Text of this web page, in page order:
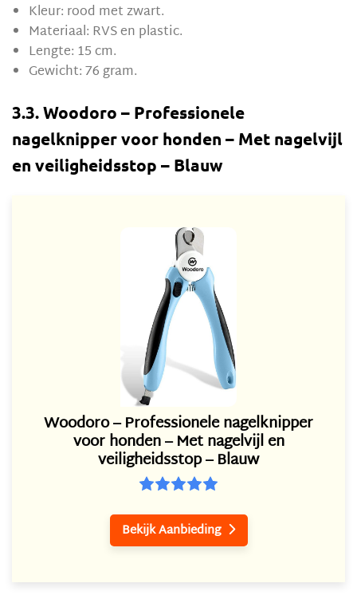
Kleur: rood met zwart.
Materiaal: RVS en plastic.
Lengte: 15 cm.
Gewicht: 76 gram.
3.3. Woodoro – Professionele
nagelknipper voor honden – Met nagelvijl
en veiligheidsstop – Blauw
Woodoro – Professionele nagelknipper
voor honden – Met nagelvijl en
veiligheidsstop – Blauw
Bekijk Aanbieding 